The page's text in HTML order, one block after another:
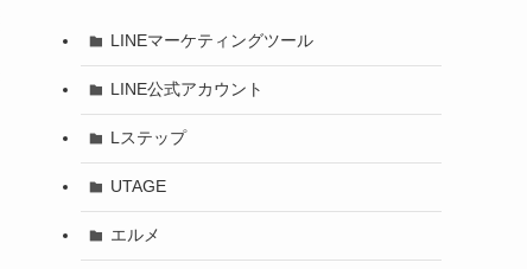
LINEマーケティングツール
LINE公式アカウント
Lステップ
UTAGE
エルメ